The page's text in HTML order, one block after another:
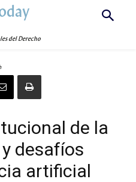
del Derecho
de la
desafíos
artificial